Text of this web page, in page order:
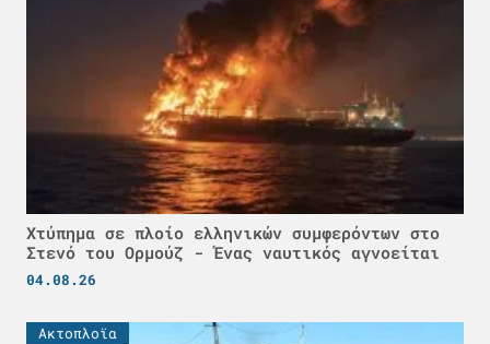
Χτύπημα σε πλοίο ελληνικών συμφερόντων στο
Στενό του Ορμούζ - Ένας ναυτικός αγνοείται
04.08.26
Ακτοπλοϊα